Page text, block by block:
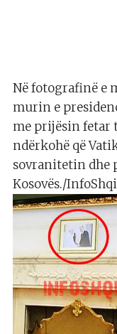
Në fotografinë e
murin e
me prijësin fetar
ndërkohë që
sovranitetin dhe
Kosovës./